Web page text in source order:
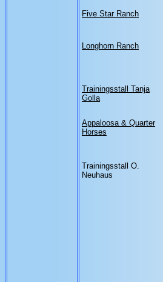
Five Star Ranch
Longhorn Ranch
Trainingsstall Tanja
Golla
Appaloosa & Quarter
Horses
Trainingsstall O.
Neuhaus